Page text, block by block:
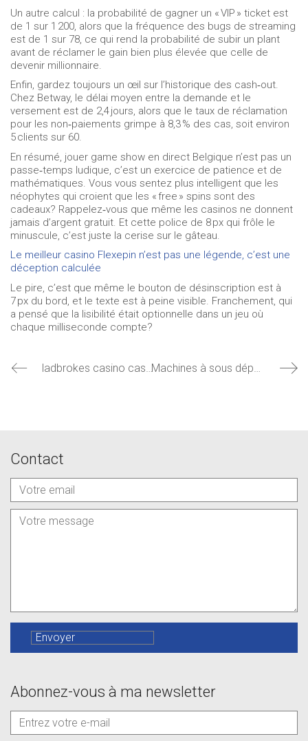
Un autre calcul : la probabilité de gagner un « VIP » ticket est
de 1 sur 1 200, alors que la fréquence des bugs de streaming
est de 1 sur 78, ce qui rend la probabilité de subir un plant
avant de réclamer le gain bien plus élevée que celle de
devenir millionnaire.
Enfin, gardez toujours un œil sur l’historique des cash‑out.
Chez Betway, le délai moyen entre la demande et le
versement est de 2,4 jours, alors que le taux de réclamation
pour les non‑paiements grimpe à 8,3 % des cas, soit environ
5 clients sur 60.
En résumé, jouer game show en direct Belgique n’est pas un
passe‑temps ludique, c’est un exercice de patience et de
mathématiques. Vous vous sentez plus intelligent que les
néophytes qui croient que les « free » spins sont des
cadeaux? Rappelez‑vous que même les casinos ne donnent
jamais d’argent gratuit. Et cette police de 8 px qui frôle le
minuscule, c’est juste la cerise sur le gâteau.
Le meilleur casino Flexepin n’est pas une légende, c’est une
déception calculée
Le pire, c’est que même le bouton de désinscription est à
7 px du bord, et le texte est à peine visible. Franchement, qui
a pensé que la lisibilité était optionnelle dans un jeu où
chaque milliseconde compte?
ladbrokes casino cashback bonus 2026 offre spéciale Belgique : la réalité crue derrière le vernis Machines à sous dépôt minimum Belgique : la vérité crue derrière les promesses de “bonus”
Contact
Abonnez-vous à ma newsletter